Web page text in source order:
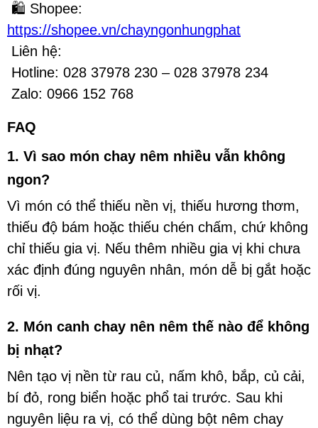
🛍 Shopee:
https://shopee.vn/chayngonhungphat
Liên hệ:
Hotline: 028 37978 230 – 028 37978 234
Zalo: 0966 152 768
FAQ
1. Vì sao món chay nêm nhiều vẫn không
ngon?
Vì món có thể thiếu nền vị, thiếu hương thơm,
thiếu độ bám hoặc thiếu chén chấm, chứ không
chỉ thiếu gia vị. Nếu thêm nhiều gia vị khi chưa
xác định đúng nguyên nhân, món dễ bị gắt hoặc
rối vị.
2. Món canh chay nên nêm thế nào để không
bị nhạt?
Nên tạo vị nền từ rau củ, nấm khô, bắp, củ cải,
bí đỏ, rong biển hoặc phổ tai trước. Sau khi
nguyên liệu ra vị, có thể dùng bột nêm chay